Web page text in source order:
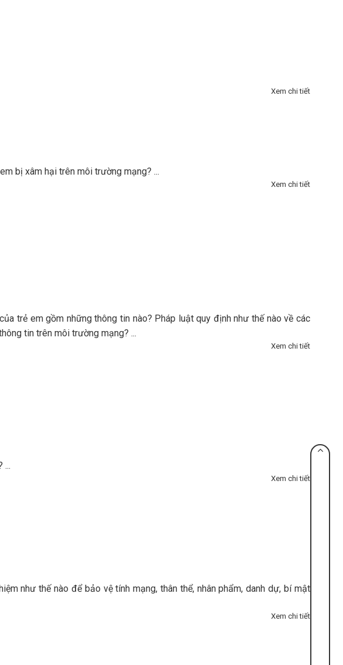
Xem chi tiết
bị xâm hại trên môi trường mạng? ...
Xem chi tiết
trẻ em gồm những thông tin nào? Pháp luật quy định như thế nào về các
tin trên môi trường mạng? ...
Xem chi tiết
...
Xem chi tiết
như thế nào để bảo vệ tính mạng, thân thể, nhân phẩm, danh dự, bí mật
Xem chi tiết